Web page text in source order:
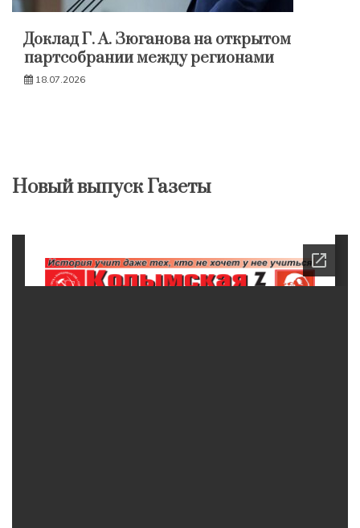
Доклад Г. А. Зюганова на открытом
партсобрании между регионами
18.07.2026
Новый выпуск Газеты